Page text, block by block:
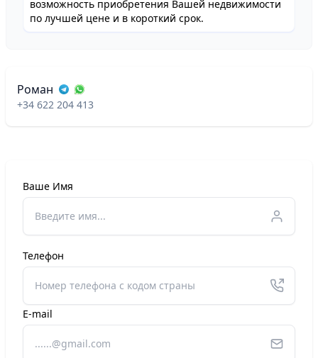
возможность приобретения Вашей недвижимости
по лучшей цене и в короткий срок.
Роман
+34 622 204 413
Ваше Имя
Телефон
E-mail